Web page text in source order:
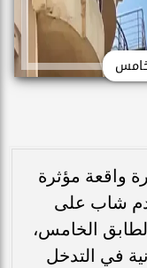
واقعة مؤثرة
شاب على
الخامس،
في التدخل